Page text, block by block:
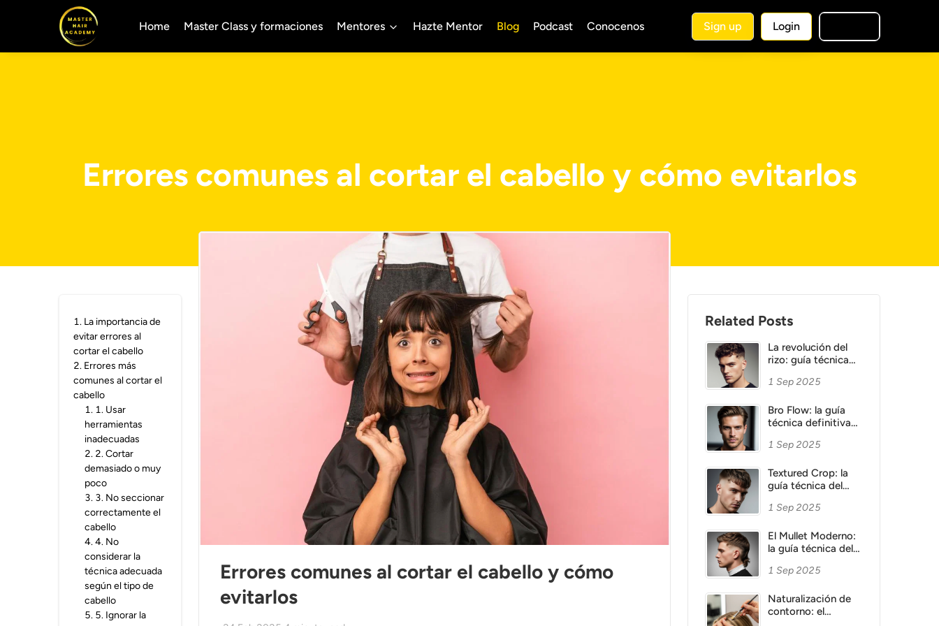
Home Master Class y formaciones Mentores Hazte Mentor Blog Podcast Conocenos Sign up Login
Errores comunes al cortar el cabello y cómo evitarlos
1. La importancia de
evitar errores al
cortar el cabello
2. Errores más
comunes al cortar el
cabello
1. 1. Usar
herramientas
inadecuadas
2. 2. Cortar
demasiado o muy
poco
3. 3. No seccionar
correctamente el
cabello
4.4. No
considerar la
técnica adecuada
según el tipo de
cabello
5. 5. Ignorar la
Errores comunes al cortar el cabello y cómo
evitarlos
Related Posts
La revolución del
rizo: guía técnica
textura natural en
1 Sep 2025
Bro Flow: la guía
técnica definitiva
que redefine la
máquina a la tijera,
el arte de esculpir
sofisticado.
1 Sep 2025
Textured Crop: la
guía técnica del
que define la
1 Sep 2025
El Mullet Moderno:
la guía técnica del
barbería
1 Sep 2025
Naturalización de
contorno: el